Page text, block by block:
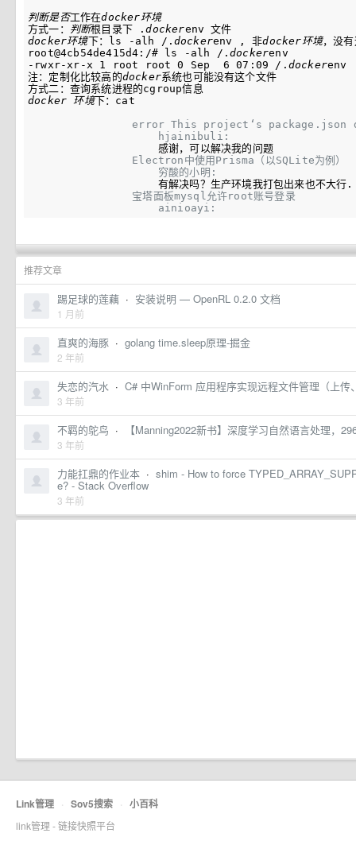
判断是否工作在docker环境
方式一： 判断根目录下 .docker
docker环境下：ls -alh /. dockerenv , 非docker环境，没
root@4cb54de415d4:/# ls -alh /.dockerenv
-rwxr-xr-x 1 root root 0 Sep  6 07:09 /. dockerenv
注：定制化比较高的docker系统也可能没有这个文件
docker 环境下：cat
error This project‘s package.json
hjainibuli:
感谢，可以解决我的问题
Electron中使用Prisma（以SQLite为例）
穷酸的小明:
有解决吗？生产环境我打包出来也不大行
宝塔面板mysql允许root账号登录
ainioayi:
推荐文章
踢足球的莲藕 · 安装说明 — OpenRL 0.2.0 文档
1 月前
直爽的海豚 · golang time.sleep原理-掘金
2 年前
失恋的汽水 · C# 中WinForm 应用程序实现远程文件管理（上
3 年前
不羁的鸵鸟 · 【Manning2022新书】深度学习自然语言处理，
3 年前
力能扛鼎的作业本 · shim - How to force
e? - Stack Overflow
3 年前
Link管理 · Sov5搜索 · 小百科
link管理 - 链接快照平台